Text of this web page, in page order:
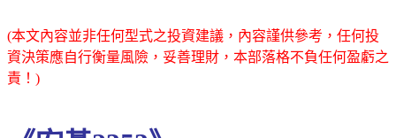
(本文內容並非任何型式之投資建議，內容謹供參考，任何投
資決策應自行衡量風險，妥善理財，本部落格不負任何盈虧之
責！)